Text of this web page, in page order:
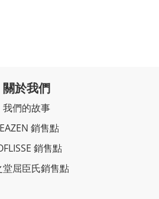
關於我們
我們的故事
銷售點
銷售點
堂屈臣氏銷售點